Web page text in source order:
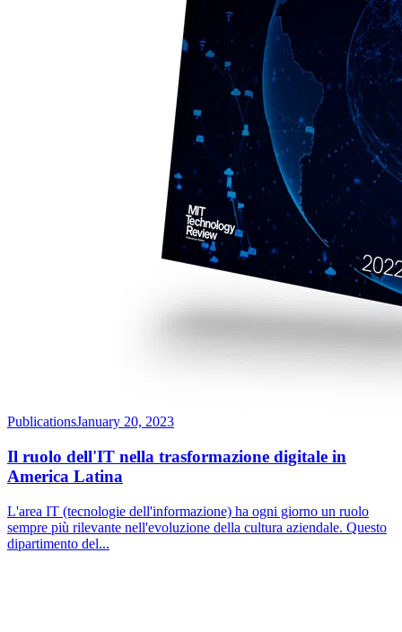
PublicationsJanuary 20, 2023
Il ruolo dell'IT nella trasformazione digitale in
America Latina
L'area IT (tecnologie dell'informazione) ha ogni giorno un ruolo
sempre più rilevante nell'evoluzione della cultura aziendale. Questo
dipartimento del...